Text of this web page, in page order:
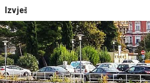
Europola